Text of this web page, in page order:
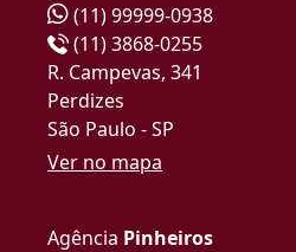
(11) 99999-0938
(11) 3868-0255
R. Campevas, 341
Perdizes
São Paulo - SP
Ver no mapa
Agência Pinheiros